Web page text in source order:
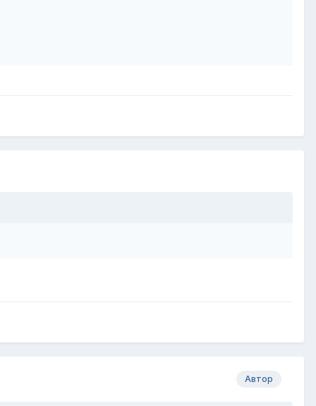
Автор